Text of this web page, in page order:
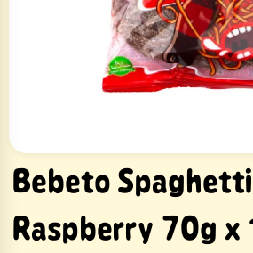
Bebeto
Raspberry 70g x